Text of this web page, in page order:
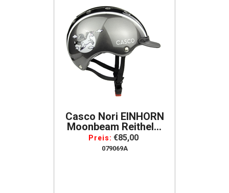
Casco Nori EINHORN
Moonbeam Reithelm
Für Kinder Gr. S = 52-
56 Schwarz/grau
Preis: €85,00
079069A